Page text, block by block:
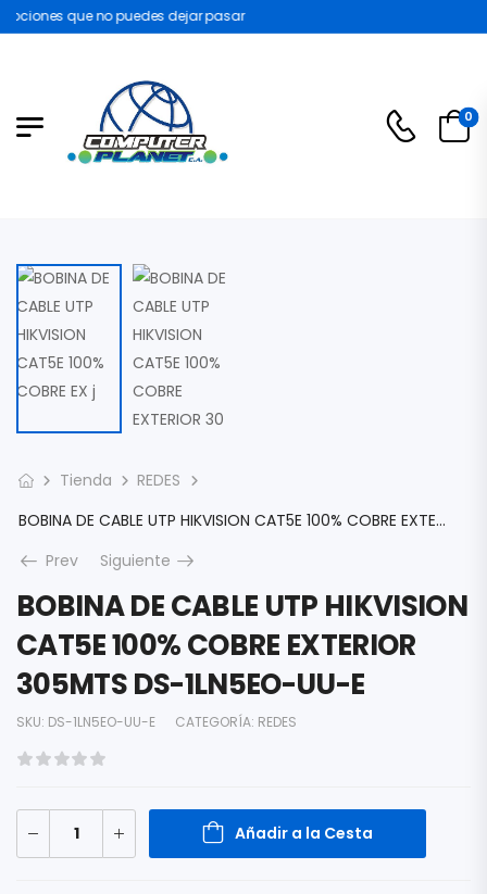
que no puedes dejar pasar
0
Tienda
REDES
BOBINA DE CABLE UTP HIKVISION CAT5E 100% COBRE EXTERIOR 305MTS DS-1LN5EO-UU-E
Prev
Siguiente
BOBINA DE CABLE UTP HIKVISION
CAT5E 100% COBRE EXTERIOR
305MTS DS-1LN5EO-UU-E
SKU: DS-1LN5EO-UU-E CATEGORÍA: REDES
Añadir a la Cesta